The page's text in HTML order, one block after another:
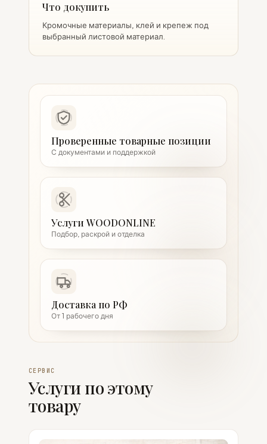
Что докупить
Кромочные материалы, клей и крепеж под
выбранный листовой материал.
Проверенные товарные позиции
С документами и поддержкой
Услуги WOODONLINE
Подбор, раскрой и отделка
Доставка по РФ
От 1 рабочего дня
СЕРВИС
Услуги по этому
товару